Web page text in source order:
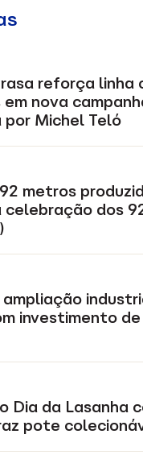
reforça linha
nova
Michel Teló
metros
celebração dos
ampliação
investimento
Dia da Lasanha
pote